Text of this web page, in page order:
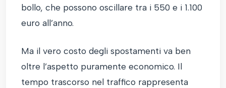
bollo, che possono oscillare tra i 550 e i 1.100
euro all’anno.
Ma il vero costo degli spostamenti va ben
oltre l’aspetto puramente economico. Il
tempo trascorso nel traffico rappresenta